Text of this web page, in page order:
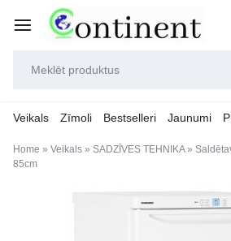
Veikals Zīmoli Bestselleri Jaunumi
Home » Veikals » SADZĪVES TEHNIKA»
85cm